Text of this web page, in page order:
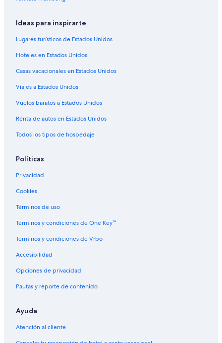
Ideas para inspirarte
Lugares turísticos de Estados Unidos
Hoteles en Estados Unidos
Casas vacacionales en Estados Unidos
Viajes a Estados Unidos
Vuelos baratos a Estados Unidos
Renta de autos en Estados Unidos
Todos los tipos de hospedaje
Políticas
Privacidad
Cookies
Términos de uso
Términos y condiciones de One Key™
Términos y condiciones de Vrbo
Accesibilidad
Opciones de privacidad
Pautas y reporte de contenido
Ayuda
Atención al cliente